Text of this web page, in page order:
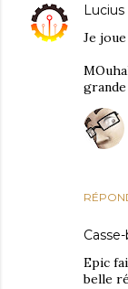
Je
Epic
belle